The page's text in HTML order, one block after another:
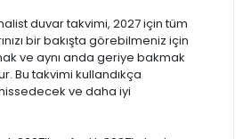
duvar takvimi, 2027 için tüm
bir bakışta görebilmeniz için
ve aynı anda geriye bakmak
Bu takvimi kullandıkça
ve daha iyi